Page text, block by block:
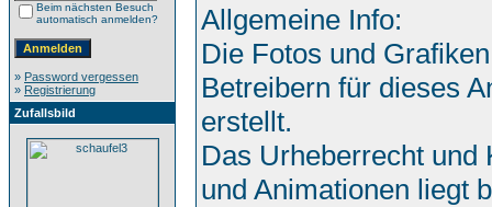
Beim nächsten Besuch
automatisch anmelden?
» Password vergessen
» Registrierung
Zufallsbild
Allgemeine Info:
Die Fotos und
Betreibern für dieses
erstellt.
Das Urheberrecht und
und Animationen liegt